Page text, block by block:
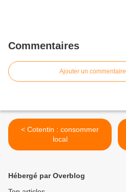
Commentaires
Ajouter un commentaire
< Cotentin : consommer
local
Hébergé par Overblog